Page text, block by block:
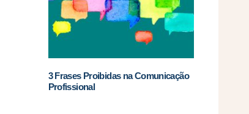
3 Frases Proibidas na Comunicação
Profissional